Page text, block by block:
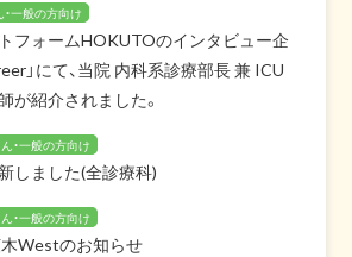
一般の方向け
フォームHOKUTOのインタビュー企
」にて、当院 内科系診療部長 兼 ICU
が紹介されました。
・一般の方向け
しました(全診療科)
・一般の方向け
Westのお知らせ